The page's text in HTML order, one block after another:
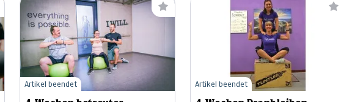
Artikel beendet Artikel beendet